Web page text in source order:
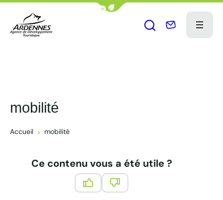
Afficher la barre de navigation du
Ouvrir le
Nous Menu
mobilité
Accueil mobilité
Ce contenu vous a été utile ?